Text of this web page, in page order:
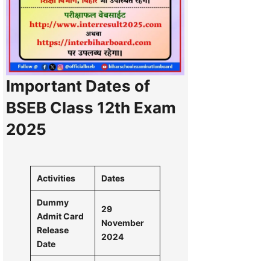
Important Dates of
BSEB Class 12th Exam
2025
Activities Dates
Dummy
Admit Card
Release
Date
29
November
2024